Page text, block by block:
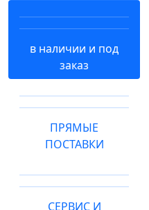
в наличии и под
заказ
ПРЯМЫЕ
ПОСТАВКИ
СЕРВИС И